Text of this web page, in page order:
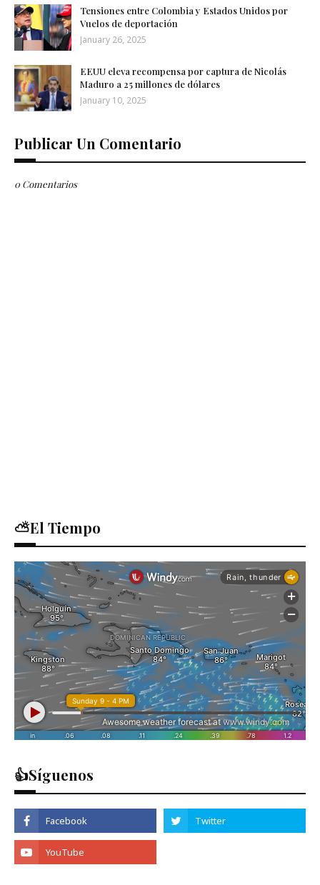
Tensiones entre Colombia y Estados Unidos por
Vuelos de deportación
January 26, 2025
EEUU eleva recompensa por captura de Nicolás
Maduro a 25 millones de dólares
January 10, 2025
Publicar Un Comentario
0 Comentarios
⛅El Tiempo
👍Síguenos